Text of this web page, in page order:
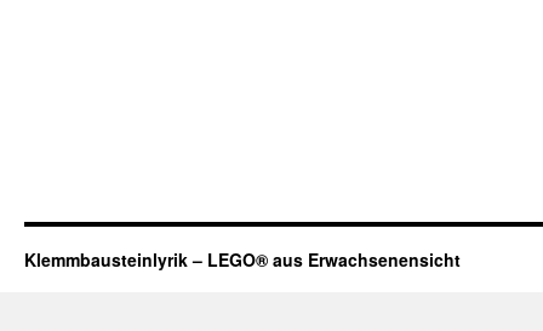
Klemmbausteinlyrik – LEGO® aus Erwachsenensicht